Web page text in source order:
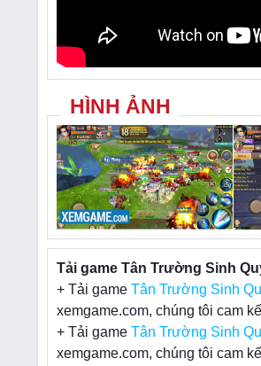
HÌNH ẢNH
Tải game Tân Trường Sinh
+ Tải game Tân Trường Sinh
xemgame.com, chúng tôi cam
+ Tải game Tân Trường Sinh
xemgame.com, chúng tôi cam